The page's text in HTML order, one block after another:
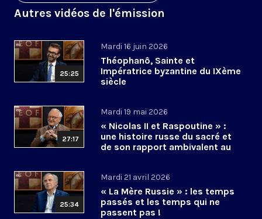
Autres vidéos de l'émission
25:25
Mardi 16 juin 2026
Théophanô, Sainte et
Impératrice byzantine du IXème
siècle
27:17
Mardi 19 mai 2026
« Nicolas II et Raspoutine » :
une histoire russe du sacré et
de son rapport ambivalent au
25:34
Mardi 21 avril 2026
« La Mère Russie » : les temps
passés et les temps qui ne
passent pas !